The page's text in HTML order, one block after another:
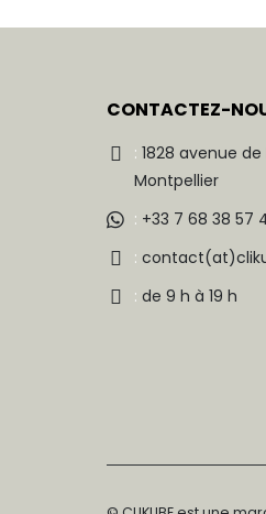
CONTACTEZ-
: 1828 avenue
Montpellier
: +33 7 68 38 57
:
: de 9 h à 19 h